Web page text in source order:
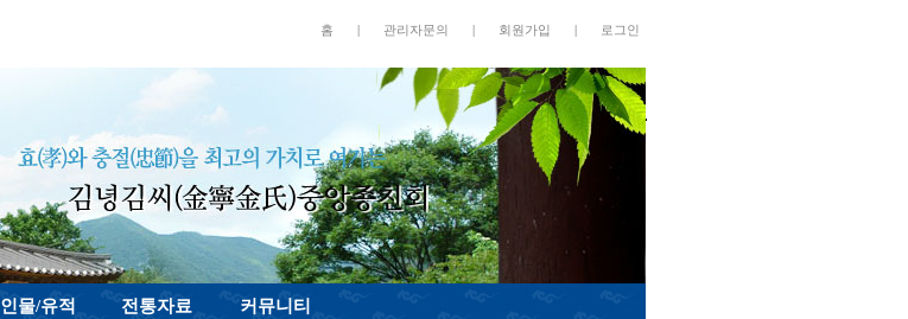
로그인
|
회원가입
|
관리자문의
|
홈
인물/유적 전통자료 커뮤니티